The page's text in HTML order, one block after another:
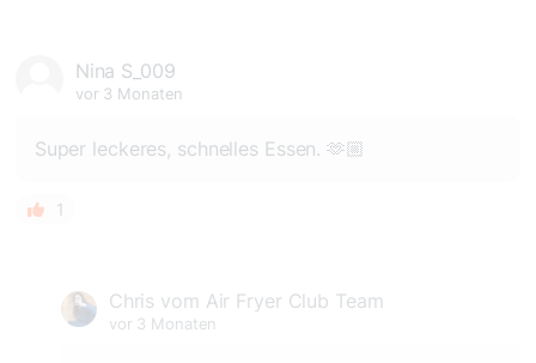
Nina S_009
vor 3 Monaten
Super leckeres, schnelles Essen. 🫶🏼
1
Chris vom Air Fryer Club Team
vor 3 Monaten